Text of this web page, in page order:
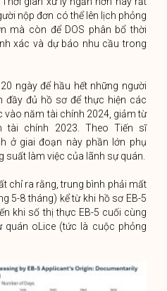
nộp đơn có thể lên lịch phỏng
mà còn để DOS phân bổ thời
xác và dự báo nhu cầu trong
ngày để hầu hết những người
đầy đủ hồ sơ để thực hiện các
vào năm tài chính 2024, giảm từ
tài chính 2023. Theo Tiến sĩ
ở giai đoạn này phần lớn phụ
suất làm việc của lãnh sự quán.
chỉ ra rằng, trung bình phải mất
5-8 tháng) kể từ khi hồ sơ EB-5
khi số thị thực EB-5 cuối cùng
quán oLice (tức là cuộc phỏng